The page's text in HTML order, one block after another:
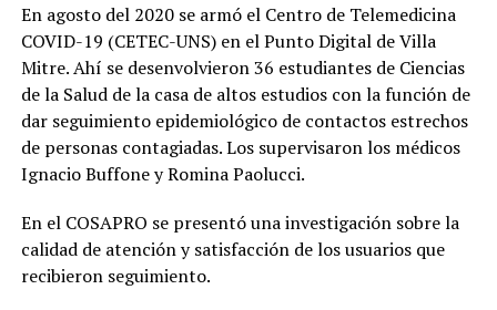
En agosto del 2020 se armó el Centro de Telemedicina
COVID-19 (CETEC-UNS) en el Punto Digital de Villa
Mitre. Ahí se desenvolvieron 36 estudiantes de Ciencias
de la Salud de la casa de altos estudios con la función de
dar seguimiento epidemiológico de contactos estrechos
de personas contagiadas. Los supervisaron los médicos
Ignacio Buffone y Romina Paolucci.
En el COSAPRO se presentó una investigación sobre la
calidad de atención y satisfacción de los usuarios que
recibieron seguimiento.